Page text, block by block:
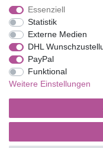
Impressum
Essenziell
Statistik
Externe Medien
DHL
PayPal
Funktional
Weitere Einstellungen